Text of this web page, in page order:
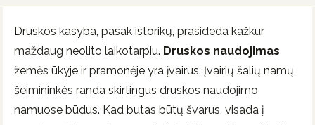
Druskos kasyba, pasak istorikų, prasideda kažkur
maždaug neolito laikotarpiu. Druskos naudojimas
žemės ūkyje ir pramonėje yra įvairus. Įvairių šalių namų
šeimininkės randa skirtingus druskos naudojimo
namuose būdus. Kad butas būtų švarus, visada į